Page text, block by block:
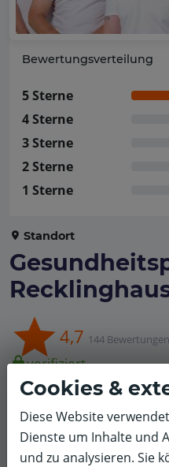
Bewertungsverteilung
5 Sterne
4 Sterne
3 Sterne
2 Sterne
1 Sterne
Standort
4,7 144 Bewertungen
verifiziert
Training
Keine Bewertugen mit
Cookies &
Diese Website
Dienste um Inhalte und
und zu analysieren. Sie